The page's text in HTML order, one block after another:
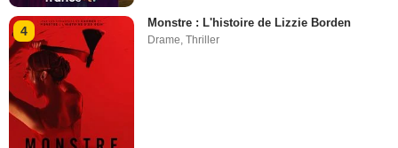
4
Monstre : L'histoire de Lizzie Borden
Drame,Thriller